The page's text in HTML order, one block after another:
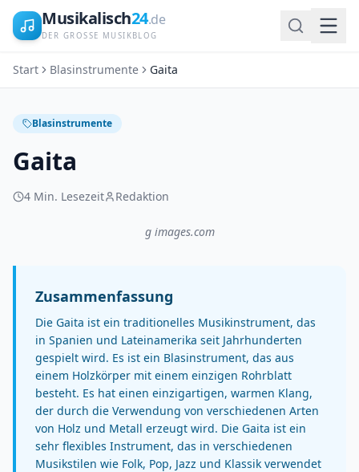
Musikalisch24.de
DER GROSSE MUSIKBLOG
Start Blasinstrumente Gaita
Blasinstrumente
Gaita
4 Min. Lesezeit Redaktion
g images.com
Zusammenfassung
Die Gaita ist ein traditionelles Musikinstrument, das
in Spanien und Lateinamerika seit Jahrhunderten
gespielt wird. Es ist ein Blasinstrument, das aus
einem Holzkörper mit einem einzigen Rohrblatt
besteht. Es hat einen einzigartigen, warmen Klang,
der durch die Verwendung von verschiedenen Arten
von Holz und Metall erzeugt wird. Die Gaita ist ein
sehr flexibles Instrument, das in verschiedenen
Musikstilen wie Folk, Pop, Jazz und Klassik verwendet